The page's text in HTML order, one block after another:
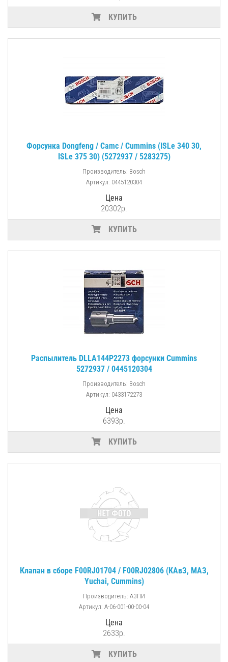
КУПИТЬ
Форсунка Dongfeng / Camc / Cummins (ISLe 340 30,
ISLe 375 30) (5272937 / 5283275)
Производитель: Bosch
Артикул: 0445120304
Цена
20302р.
КУПИТЬ
Распылитель DLLA144P2273 форсунки Cummins
5272937 / 0445120304
Производитель: Bosch
Артикул: 0433172273
Цена
6393р.
КУПИТЬ
Клапан в сборе F00RJ01704 / F00RJ02806 (КАвЗ, МАЗ,
Yuchai, Cummins)
Производитель: АЗПИ
Артикул: A-06-001-00-00-04
Цена
2633р.
КУПИТЬ